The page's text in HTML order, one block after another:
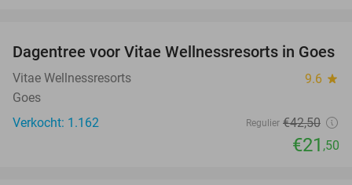
49%
Dagentree voor Vitae Wellnessresorts in Goes
Vitae Wellnessresorts 9.6 star
Goes
Verkocht: 1.162
Regulier €42,50
€21 ,50